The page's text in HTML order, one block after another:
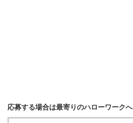
応募する場合は最寄りのハローワークへ